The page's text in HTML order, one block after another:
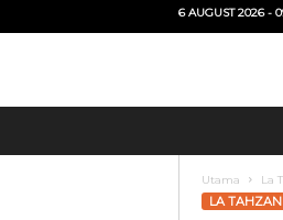
6 AUGUST 2026 -
Utama La
LA